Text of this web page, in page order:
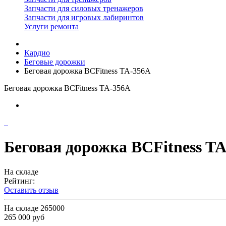
Запчасти для силовых тренажеров
Запчасти для игровых лабиринтов
Услуги ремонта
Кардио
Беговые дорожки
Беговая дорожка BCFitness TA-356A
Беговая дорожка BCFitness TA-356A
Беговая дорожка BCFitness
На складе
Рейтинг:
Оставить отзыв
На складе 265000
265 000 руб